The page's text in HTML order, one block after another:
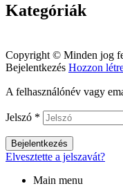
Kategóriák
Copyright © Minden jog
Bejelentkezés Hozzon
A felhasználónév vagy
Jelszó *
Bejelentkezés
Elvesztette a jelszavát?
Main menu